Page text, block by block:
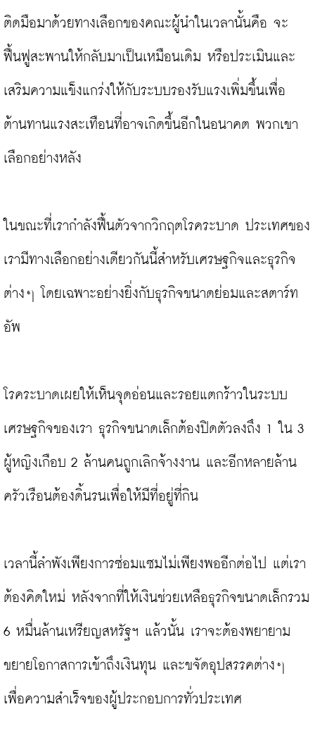
ติดมือมาด้วยทางเลือกของคณะผู้นำในเวลานั้นคือ จะ
ฟื้นฟูสะพานให้กลับมาเป็นเหมือนเดิม หรือประเมินและ
เสริมความแข็งแกร่งให้กับระบบรองรับแรงเพิ่มขึ้นเพื่อ
ต้านทานแรงสะเทือนที่อาจเกิดขึ้นอีกในอนาคต พวกเขา
เลือกอย่างหลัง
ในขณะที่เรากำลังฟื้นตัวจากวิกฤตโรคระบาด ประเทศของ
เรามีทางเลือกอย่างเดียวกันนี้สำหรับเศรษฐกิจและธุรกิจ
ต่างๆ โดยเฉพาะอย่างยิ่งกับธุรกิจขนาดย่อมและสตาร์ท
อัพ
โรคระบาดเผยให้เห็นจุดอ่อนและรอยแตกร้าวในระบบ
เศรษฐกิจของเรา ธุรกิจขนาดเล็กต้องปิดตัวลงถึง 1 ใน 3
ผู้หญิงเกือบ 2 ล้านคนถูกเลิกจ้างงาน และอีกหลายล้าน
ครัวเรือนต้องดิ้นรนเพื่อให้มีที่อยู่ที่กิน
เวลานี้ลำพังเพียงการซ่อมแซมไม่เพียงพออีกต่อไป แต่เรา
ต้องคิดใหม่ หลังจากที่ให้เงินช่วยเหลือธุรกิจขนาดเล็กรวม
6 หมื่นล้านเหรียญสหรัฐฯ แล้วนั้น เราจะต้องพยายาม
ขยายโอกาสการเข้าถึงเงินทุน และขจัดอุปสรรคต่างๆ
เพื่อความสำเร็จของผู้ประกอบการทั่วประเทศ